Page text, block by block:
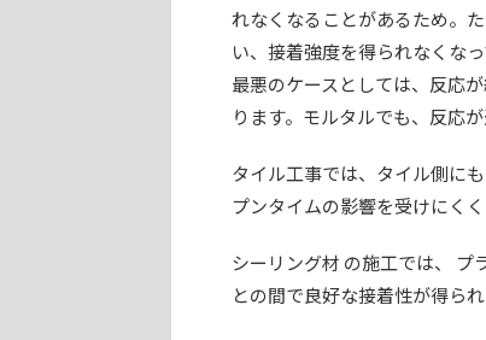
れなくなることがあるため。
い、接着強度を得られなくなっ
最悪のケースとしては、反応
ります。モルタルでも、反応
タイル工事では、タイル側に
プンタイムの影響を受けにくく
シーリング材 の施工では、 プ
との間で良好な接着性が得ら